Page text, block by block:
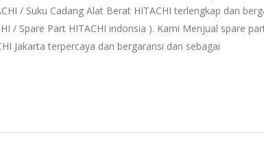
/ Suku Cadang Alat Berat HITACHI terlengkap dan
/ Spare Part HITACHI indonsia ). Kami Menjual spare
Jakarta terpercaya dan bergaransi dan sebagai